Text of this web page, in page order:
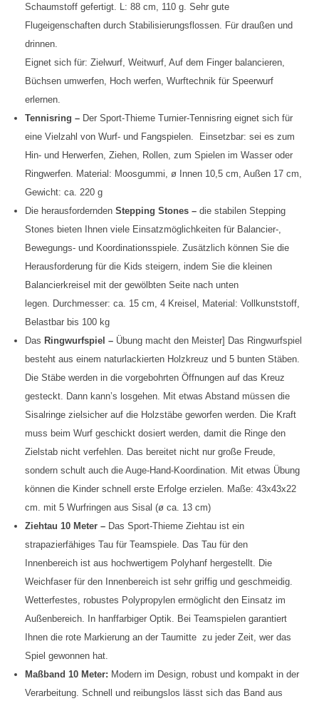
Schaumstoff gefertigt. L: 88 cm, 110 g. Sehr gute
Flugeigenschaften durch Stabilisierungsflossen. Für draußen und
drinnen.
Eignet sich für: Zielwurf, Weitwurf, Auf dem Finger balancieren,
Büchsen umwerfen, Hoch werfen, Wurftechnik für Speerwurf
erlernen.
Tennisring – Der Sport-Thieme Turnier-Tennisring eignet sich für
eine Vielzahl von Wurf- und Fangspielen. Einsetzbar: sei es zum
Hin- und Herwerfen, Ziehen, Rollen, zum Spielen im Wasser oder
Ringwerfen. Material: Moosgummi, ø Innen 10,5 cm, Außen 17 cm,
Gewicht: ca. 220 g
Die herausforderndenStepping Stones – die stabilen Stepping
Stones bieten Ihnen viele Einsatzmöglichkeiten für Balancier-,
Bewegungs- und Koordinationsspiele. Zusätzlich können Sie die
Herausforderung für die Kids steigern, indem Sie die kleinen
Balancierkreisel mit der gewölbten Seite nach unten
legen. Durchmesser: ca. 15 cm, 4 Kreisel, Material: Vollkunststoff,
Belastbar bis 100 kg
Das Ringwurfspiel – Übung macht den Meister] Das Ringwurfspiel
besteht aus einem naturlackierten Holzkreuz und 5 bunten Stäben.
Die Stäbe werden in die vorgebohrten Öffnungen auf das Kreuz
gesteckt. Dann kann’s losgehen. Mit etwas Abstand müssen die
Sisalringe zielsicher auf die Holzstäbe geworfen werden. Die Kraft
muss beim Wurf geschickt dosiert werden, damit die Ringe den
Zielstab nicht verfehlen. Das bereitet nicht nur große Freude,
sondern schult auch die Auge-Hand-Koordination. Mit etwas Übung
können die Kinder schnell erste Erfolge erzielen. Maße: 43x43x22
cm. mit 5 Wurfringen aus Sisal (ø ca. 13 cm)
Ziehtau 10 Meter – Das Sport-Thieme Ziehtau ist ein
strapazierfähiges Tau für Teamspiele. Das Tau für den
Innenbereich ist aus hochwertigem Polyhanf hergestellt. Die
Weichfaser für den Innenbereich ist sehr griffig und geschmeidig.
Wetterfestes, robustes Polypropylen ermöglicht den Einsatz im
Außenbereich. In hanffarbiger Optik. Bei Teamspielen garantiert
Ihnen die rote Markierung an der Taumitte zu jeder Zeit, wer das
Spiel gewonnen hat.
Maßband 10 Meter: Modern im Design, robust und kompakt in der
Verarbeitung. Schnell und reibungslos lässt sich das Band aus